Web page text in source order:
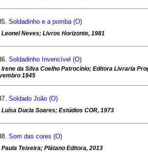
Soldadinho e a pomba (O)
Leonel Neves; Livros Horizonte, 1981
Soldadinho Invencível (O)
Irene da Silva Coelho Patrocínio; Editora Livraria
1945
Soldado João (O)
Luísa Ducla Soares; Estúdios COR, 1973
Som das cores (O)
Paula Teixeira; Plátano Editora, 2013